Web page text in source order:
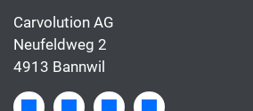
Carvolution AG
Neufeldweg 2
4913 Bannwil